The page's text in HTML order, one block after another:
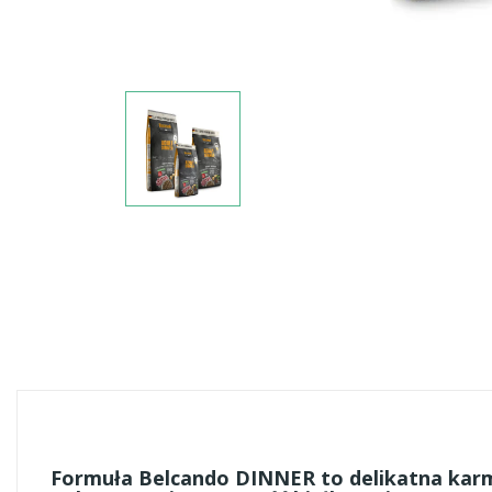
Formuła Belcando DINNER to delikatna